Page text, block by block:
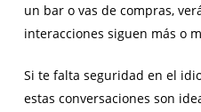
un bar o vas de compras,
interacciones siguen más o
Si te falta seguridad en el
estas conversaciones son